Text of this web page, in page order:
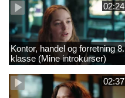
02:24
Kontor, handel og forretning 8.
klasse (Mine introkurser)
2022
02:37